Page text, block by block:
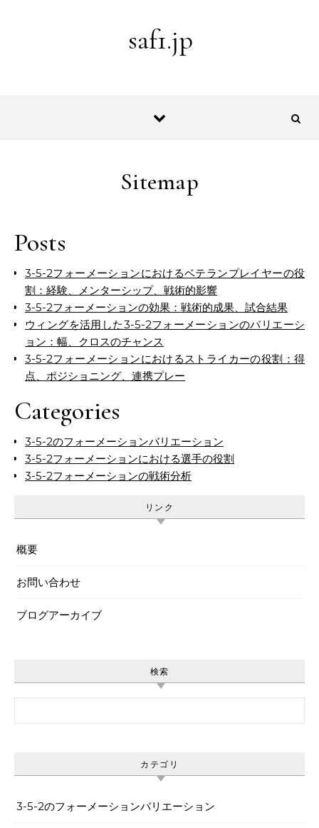
saf1.jp
Sitemap
Posts
3-5-2フォーメーションにおけるベテランプレイヤーの役
割：経験、メンターシップ、戦術的影響
3-5-2フォーメーションの効果：戦術的成果、試合結果
ウィングを活用した3-5-2フォーメーションのバリエーシ
ョン：幅、クロスのチャンス
3-5-2フォーメーションにおけるストライカーの役割：得
点、ポジショニング、連携プレー
Categories
3-5-2のフォーメーションバリエーション
3-5-2フォーメーションにおける選手の役割
3-5-2フォーメーションの戦術分析
リンク
概要
お問い合わせ
ブログアーカイブ
検索
カテゴリ
3-5-2のフォーメーションバリエーション